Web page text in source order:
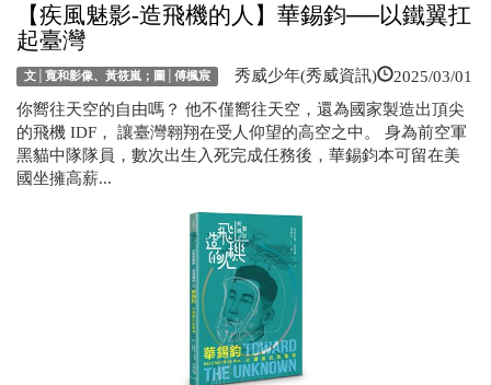
【疾風魅影-造飛機的人】華錫鈞──以鐵翼扛
起臺灣
文│寬和影像、黃筱嵐；圖│傅楓宸 秀威少年(秀威資訊) 2025/03/01
你嚮往天空的自由嗎？ 他不僅嚮往天空，還為國家製造出頂尖
的飛機 IDF， 讓臺灣翱翔在受人仰望的高空之中。 身為前空軍
黑貓中隊隊員，數次出生入死完成任務後，華錫鈞本可留在美
國坐擁高薪...